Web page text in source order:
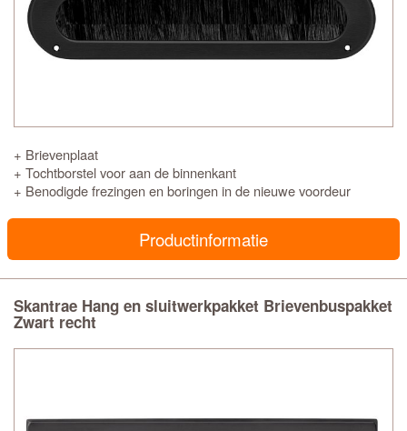
+ Brievenplaat
+ Tochtborstel voor aan de binnenkant
+ Benodigde frezingen en boringen in de nieuwe voordeur
Productinformatie
Skantrae Hang en sluitwerkpakket Brievenbuspakket
Zwart recht